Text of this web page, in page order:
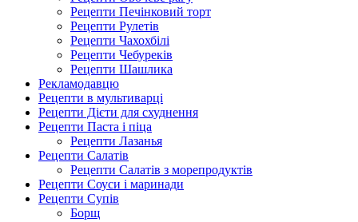
Рецепти Печінковий торт
Рецепти Рулетів
Рецепти Чахохбілі
Рецепти Чебуреків
Рецепти Шашлика
Рекламодавцю
Рецепти в мультиварці
Рецепти Дієти для схуднення
Рецепти Паста і піца
Рецепти Лазанья
Рецепти Салатів
Рецепти Салатів з морепродуктів
Рецепти Соуси і маринади
Рецепти Супів
Борщ